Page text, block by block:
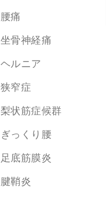
腰痛
坐骨神経痛
ヘルニア
狭窄症
梨状筋症候群
ぎっくり腰
足底筋膜炎
腱鞘炎